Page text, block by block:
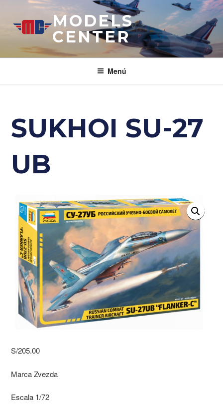
contenido
MODELS
CENTER
Menú
SUKHOI SU-27
UB
S/205.00
Marca Zvezda
Escala 1/72